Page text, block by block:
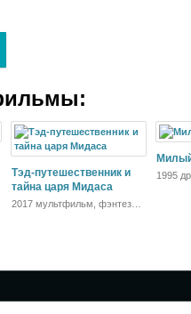
Тэд-путешественник и
тайна царя Мидаса
2017 мультфильм, фэнтези,
1995